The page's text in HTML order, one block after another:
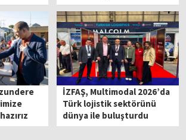
İZFAŞ, Multimodal 2026’da
Türk lojistik sektörünü
dünya ile buluşturdu